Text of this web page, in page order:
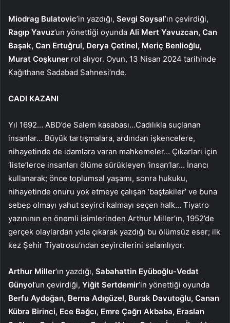
Miodrag Bulatovic’in yazdığı, Sevgi Soysal’ın çevirdiği,
Ragıp Yavuz’un yönettiği oyunda Ali Mert Yavuzcan, Can
Başak, Can Ertuğrul, Derya Çetinel, Meriç Benlioğlu,
Murat Coşkuner rol alıyor. Oyun, 13 Nisan 2024 tarihinde
Kağıthane Sadabad Sahnesi’nde.
CADI KAZANI
Yıl 1692… ABD’de Salem kasabası…Cadılıkla suçlanan
insanlar… Büyük tartışmalara, ardından işkencelere,
nihayetinde de idamlara varan mahkemeler… Çıkarları için
‘liste’lerce insanları ölüme sürükleyen ‘insan’lar… İnancı
kullanarak; önce toplumsal yaşamı, sonra hukuku,
nihayetinde onuru yok etmeye çalışan ‘baştakiler’ ve buna
sebep olmayı yahut seyirci kalmayı seçen halk… Tiyatro
yazınının en önemli isimlerinden Arthur Miller’ın, 1952’de
gerçek olaylardan yola çıkarak yazdığı bu ölümsüz eser; ilk
kez Şehir Tiyatrosu’ndan seyircilerini selamlıyor.
Arthur Miller‘ın yazdığı, Sabahattin Eyüboğlu-Vedat
Günyol’un çevirdiği, Yiğit Sertdemir’in yönettiği oyunda
Berfu Aydoğan, Berna Adıgüzel, Burak Davutoğlu, Canan
Kübra Birinci, Ece Bağcı, Emre Çağrı Akbaba, Eraslan